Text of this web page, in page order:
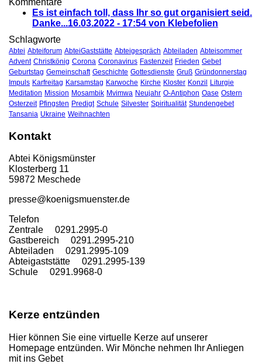
Kommentare
Es ist einfach toll, dass Ihr so gut organisiert seid.
Danke...16.03.2022 - 17:54 von Klebefolien
Schlagworte
Abtei Abteiforum AbteiGaststätte Abteigespräch Abteiladen Abteisommer
Advent Christkönig Corona Coronavirus Fastenzeit Frieden Gebet
Geburtstag Gemeinschaft Geschichte Gottesdienste Gruß Gründonnerstag
Impuls Karfreitag Karsamstag Karwoche Kirche Kloster Konzil
Liturgie
Meditation Mission Mosambik Mvimwa Neujahr O-Antiphon Oase Ostern
Osterzeit Pfingsten Predigt Schule Silvester Spiritualität Stundengebet
Tansania Ukraine Weihnachten
Kontakt
Abtei Königsmünster
Klosterberg 11
59872 Meschede
presse@koenigsmuenster.de
Telefon
Zentrale 0291.2995-0
Gastbereich 0291.2995-210
Abteiladen 0291.2995-109
Abteigaststätte 0291.2995-139
Schule 0291.9968-0
Kerze entzünden
Hier können Sie eine virtuelle Kerze auf unserer
Homepage entzünden. Wir Mönche nehmen Ihr Anliegen
mit ins Gebet